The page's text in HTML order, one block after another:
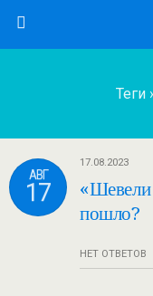
АВГ
17
17.08.2023
пошло?
НЕТ ОТВЕТОВ